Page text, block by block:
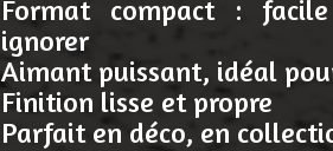
Format compact :
ignorer
Aimant puissant, idéal
Finition lisse et propre
Parfait en déco, en